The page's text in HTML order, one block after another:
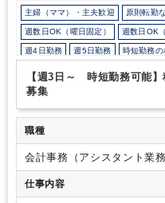
主婦（ママ）・主夫歓迎 原則転勤
週数日OK（曜日固定） 週数日OK
週4日勤務 週5日勤務 時短勤務の
勤務終了時間の相談OK 朝遅め
1日5時間以内でもOK
残業なし 駅から徒歩5分以内 オ
ルーティンワークがメイン
業界知識・専門用語等のOJT 土日
EXCELのスキルが活かせる 弥生会
【週3日～ 時短勤務可能
募集
職種
会計事務（アシスタント業務
仕事内容